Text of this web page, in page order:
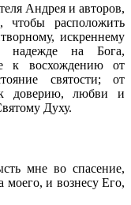
Андрея и авторов,
чтобы расположить
искреннему
надежде на Бога,
к восхождению от
святости; от
к доверию, любви и
Духу.
мне во спасение,
и вознесу Его,